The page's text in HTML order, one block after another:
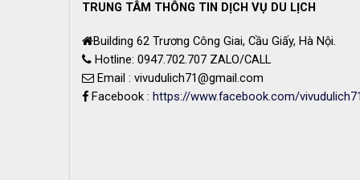
TRUNG TÂM THÔNG TIN DỊCH VỤ DU LỊCH
Building 62 Trương Công Giai, Cầu Giấy, Hà Nội.
Hotline: 0947.702.707 ZALO/CALL
Email : vivudulich71@gmail.com
Facebook : https://www.facebook.com/